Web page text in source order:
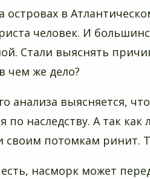
островах в
человек. И
Стали выяснять
чем же дело?
анализа выясняется,
по наследству. А так
своим потомкам ринит.
насморк может